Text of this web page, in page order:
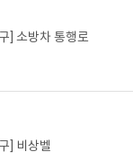
] 소방차 통행로
] 비상벨